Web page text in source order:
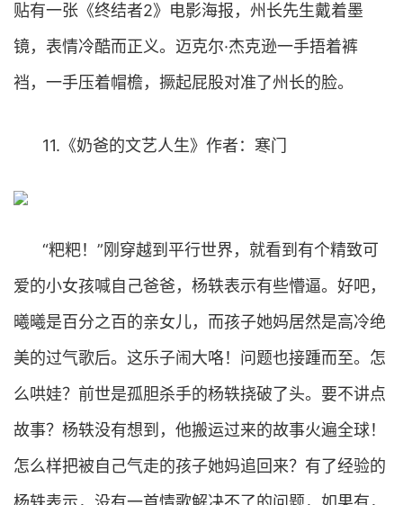
贴有一张《终结者2》电影海报，州长先生戴着墨
镜，表情冷酷而正义。迈克尔·杰克逊一手捂着裤
裆，一手压着帽檐，撅起屁股对准了州长的脸。
11.《奶爸的文艺人生》作者：寒门
“粑粑！”刚穿越到平行世界，就看到有个精致可
爱的小女孩喊自己爸爸，杨轶表示有些懵逼。好吧，
曦曦是百分之百的亲女儿，而孩子她妈居然是高冷绝
美的过气歌后。这乐子闹大咯！问题也接踵而至。怎
么哄娃？前世是孤胆杀手的杨轶挠破了头。要不讲点
故事？杨轶没有想到，他搬运过来的故事火遍全球！
怎么样把被自己气走的孩子她妈追回来？有了经验的